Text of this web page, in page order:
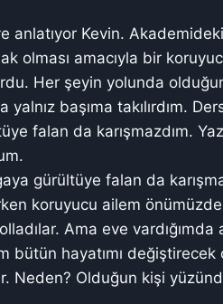
anlatıyor Kevin.
olması amacıyla bir
Her şeyin yolunda
başıma takılırdım.
falan da karışmazdım.
gürültüye falan da
koruyucu ailem
Ama eve vardığımda
bütün hayatımı değiştirecek
Neden? Olduğun kişi